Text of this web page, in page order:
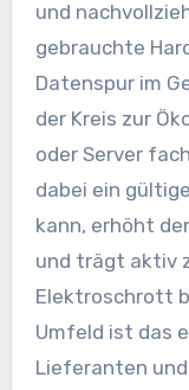
und
gebrauchte
Datenspur im
der Kreis zur
oder Server
dabei ein
kann, erhöht
und trägt aktiv
Elektroschrott
Umfeld ist das
Lieferanten